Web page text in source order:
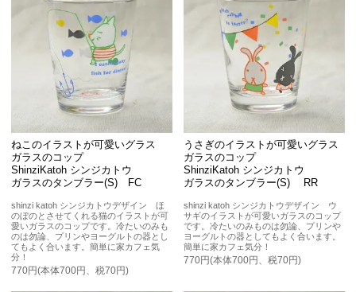
ねこのイラストが可愛いグラス
ガラスのコップ
ShinziKatoh シンジカトウ
ガラスのタンブラー(S) FC
shinzi katoh シンジカトウデザイン ほ
のぼのとさせてくれる猫のイラストが可
愛いガラスのコップです。冷たいのみも
のは勿論、プリンやヨーグルトの器とし
てもよく合います。簡単に家カフェ気
分！
770円(本体700円、税70円)
うさぎのイラストが可愛いグラス
ガラスのコップ
ShinziKatoh シンジカトウ
ガラスのタンブラー(S) RR
shinzi katoh シンジカトウデザイン ウ
サギのイラストが可愛いガラスのコップ
です。冷たいのみものは勿論、プリンや
ヨーグルトの器としてもよく合います。
簡単に家カフェ気分！
770円(本体700円、税70円)